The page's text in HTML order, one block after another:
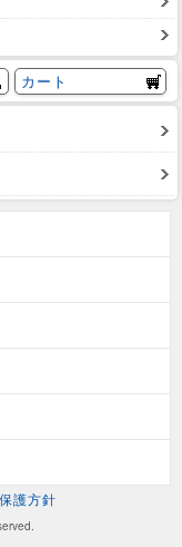
カート
護方針